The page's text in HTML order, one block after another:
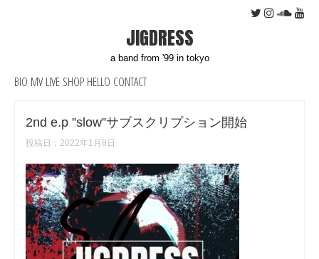
JIGDRESS
a band from '99 in tokyo
BIO MV LIVE SHOP HELLO CONTACT
2nd e.p ”slow”サブスクリプション開始
投稿日： 2022年1月8日